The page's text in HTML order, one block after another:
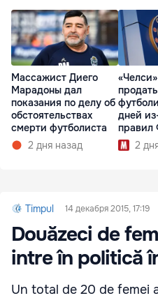
Массажист Диего
Марадоны дал
показания по делу об
обстоятельствах
смерти футболиста
2 дня назад
дней
2
Timpul 14 декабря 2015, 17:19
Douăzeci de
intre în politică
Un total de 20 de femei